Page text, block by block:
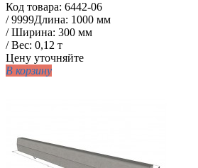
Код товара: 6442-06
/9999Длина: 1000 мм
/ Ширина: 300 мм
/ Вес: 0,12 т
Цену уточняйте
В корзину